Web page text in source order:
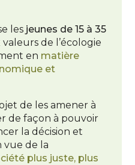
les jeunes de 15 à 35
de l’écologie
en matière
et
de les amener à
de façon à pouvoir
la décision et
vue de la
plus juste, plus